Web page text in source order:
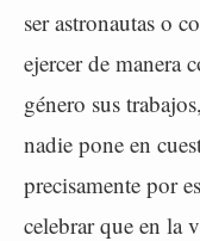
ser astronautas o
ejercer de manera
género sus
nadie pone en
precisamente por
celebrar que en la